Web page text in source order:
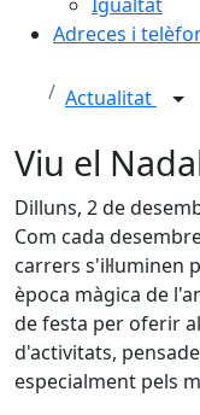
Adreces i
Actualitat
Viu el
Dilluns, 2 de
Com cada
carrers s'il·luminen
època màgica de
de festa per oferir
d'activitats,
especialment pels